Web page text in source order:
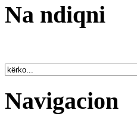
Na ndiqni
Navigacion